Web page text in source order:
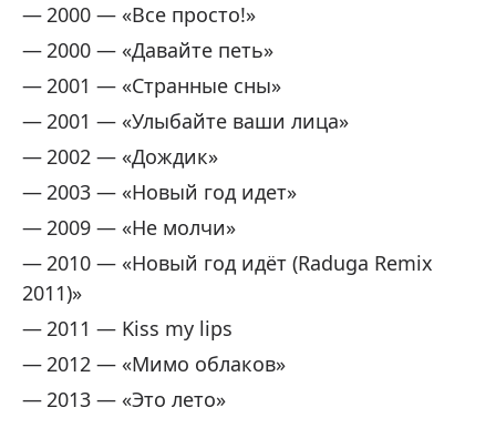
2000 — «Все просто!»
2000 — «Давайте петь»
2001 — «Странные сны»
2001 — «Улыбайте ваши лица»
2002 — «Дождик»
2003 — «Новый год идет»
2009 — «Не молчи»
2010 — «Новый год идёт (Raduga Remix
2011)»
2011 — Kiss my lips
2012 — «Мимо облаков»
2013 — «Это лето»